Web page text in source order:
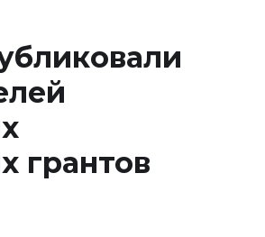
грантов